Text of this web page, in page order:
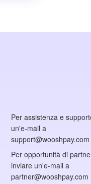
Per assistenza e
un'e-mail a
support@wooshpay.com
Per opportunità di
inviare un'e-mail a
partner@wooshpay.com